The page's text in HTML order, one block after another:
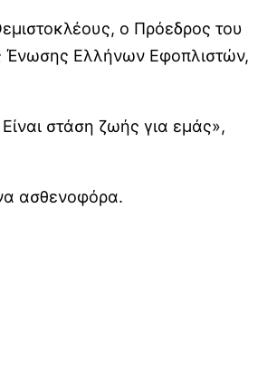
ο Πρόεδρος του
Ένωσης Ελλήνων Εφοπλιστών,
στάση ζωής για εμάς»,
ασθενοφόρα.